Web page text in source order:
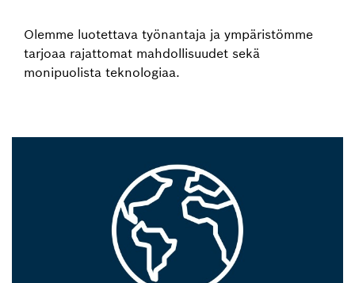
Olemme luotettava työnantaja ja ympäristömme
tarjoaa rajattomat mahdollisuudet sekä
monipuolista teknologiaa.